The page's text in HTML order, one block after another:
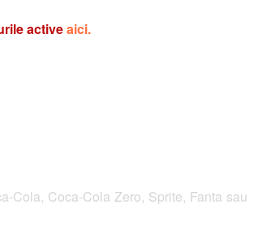
activeaici.
Cola, Coca-Cola Zero, Sprite, Fanta sau